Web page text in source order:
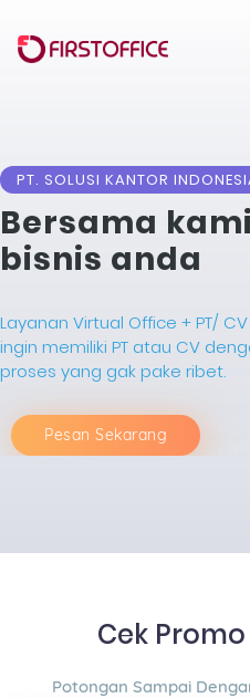
PT. SOLUSI KANTOR
Bersama
bisnis anda
Layanan Virtual Office + PT/
ingin memiliki PT atau CV
proses yang gak pake ribet.
Pesan Sekarang
Cek
Potongan Sampai